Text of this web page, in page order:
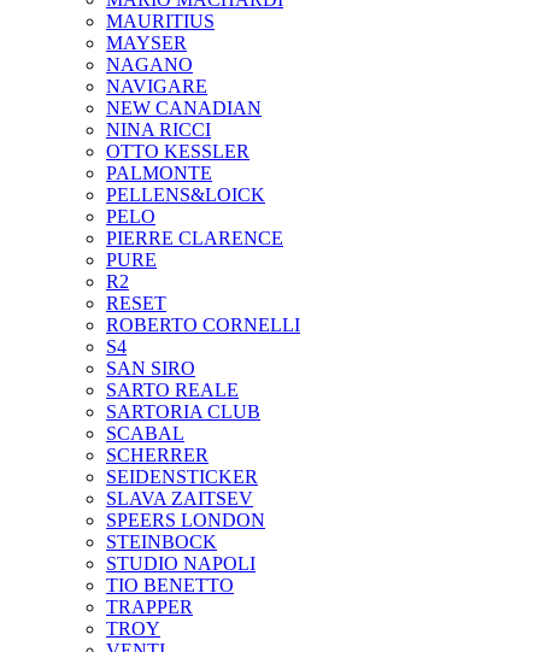
MAURITIUS
MAYSER
NAGANO
NAVIGARE
NEW CANADIAN
NINA RICCI
OTTO KESSLER
PALMONTE
PELLENS&LOICK
PELO
PIERRE CLARENCE
PURE
R2
RESET
ROBERTO CORNELLI
S4
SAN SIRO
SARTO REALE
SARTORIA CLUB
SCABAL
SCHERRER
SEIDENSTICKER
SLAVA ZAITSEV
SPEERS LONDON
STEINBOCK
STUDIO NAPOLI
TIO BENETTO
TRAPPER
TROY